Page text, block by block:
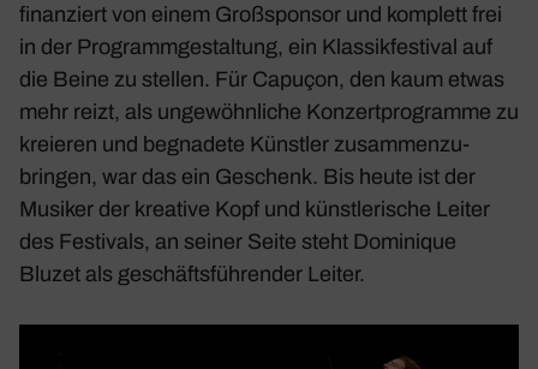
finan­ziert von einem Groß­sponsor und komplett frei
in der Programm­ge­stal­tung, ein Klas­sik­fes­tival auf
die Beine zu stellen. Für Capuçon, den kaum etwas
mehr reizt, als unge­wöhn­liche Konzert­pro­gramme zu
kreieren und begna­dete Künstler zusam­men­zu­
bringen, war das ein Geschenk. Bis heute ist der
Musiker der krea­tive Kopf und künst­le­ri­sche Leiter
des Festi­vals, an seiner Seite steht Domi­nique
Bluzet als geschäfts­füh­render Leiter.